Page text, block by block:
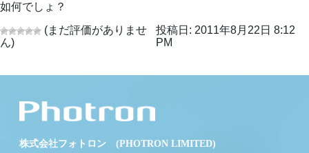
如何でしょ？
(まだ評価がありませ
ん)
投稿日: 2011年8月22日 8:12
PM
株式会社フォトロン (PHOTRON LIMITED)